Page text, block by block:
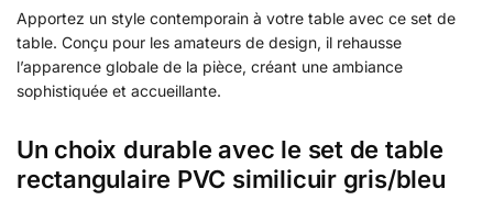
Apportez un style contemporain à votre table avec ce set de
table. Conçu pour les amateurs de design, il rehausse
l’apparence globale de la pièce, créant une ambiance
sophistiquée et accueillante.
Un choix durable avec le set de table
rectangulaire PVC similicuir gris/bleu